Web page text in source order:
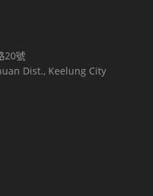
20號
Dist., Keelung City